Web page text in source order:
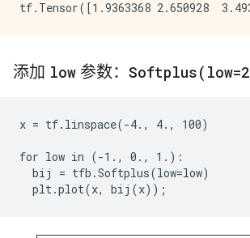
添加 low 参数： Softplus( low=2
x = tf.linspace(-4., 4., 100)
for low in (-1., 0., 1.):
  bij = tfb.Softplus(low=low)